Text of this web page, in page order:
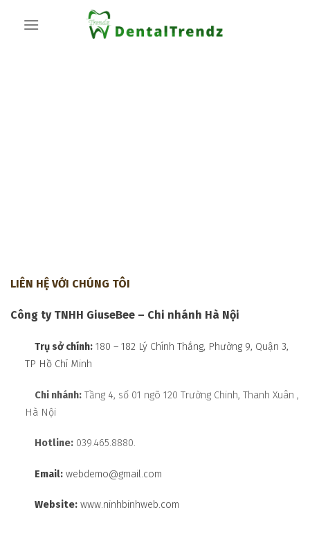
LIÊN HỆ VỚI CHÚNG TÔI
Công ty TNHH GiuseBee – Chi nhánh Hà Nội
Trụ sở chính:180 – 182 Lý Chính Thắng, Phường 9, Quận 3,
TP Hồ Chí Minh
Chi nhánh:Tầng 4, số 01 ngõ 120 Trường Chinh, Thanh Xuân ,
Hà Nội
Hotline:039.465.8880.
Email:webdemo@gmail.com
Website:www.ninhbinhweb.com